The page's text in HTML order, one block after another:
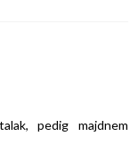
pedig majdnem